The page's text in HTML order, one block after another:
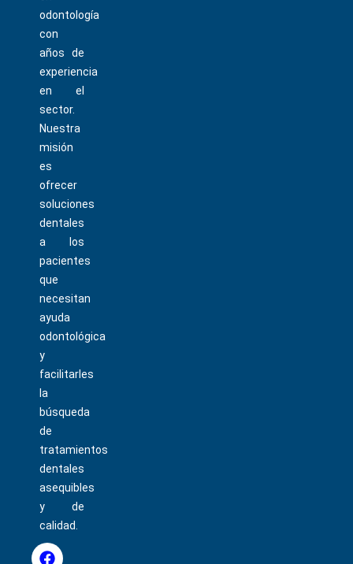
odontología
con
años de
experiencia
en el
sector.
Nuestra
misión
es
ofrecer
soluciones
dentales
a los
pacientes
que
necesitan
ayuda
odontológica
y
facilitarles
la
búsqueda
de
tratamientos
dentales
asequibles
y de
calidad.
F
I
T
P